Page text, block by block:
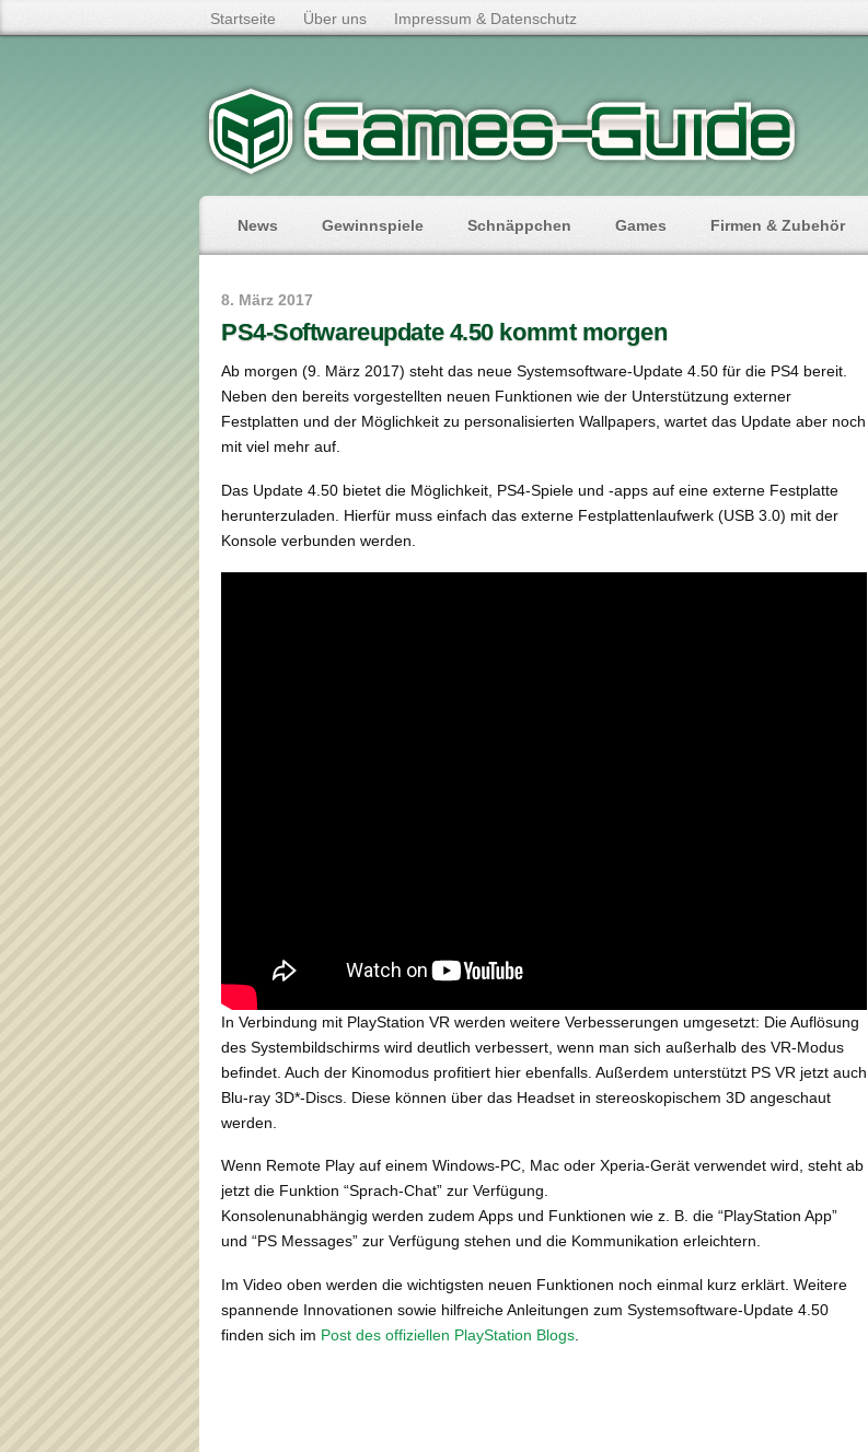
Startseite Über uns Impressum & Datenschutz
News Gewinnspiele Schnäppchen Games Firmen & Zubehör
8. März 2017
PS4-Softwareupdate 4.50 kommt morgen
Ab morgen (9. März 2017) steht das neue Systemsoftware-Update 4.50 für die PS4 bereit.
Neben den bereits vorgestellten neuen Funktionen wie der Unterstützung externer
Festplatten und der Möglichkeit zu personalisierten Wallpapers, wartet das Update aber noch
mit viel mehr auf.
Das Update 4.50 bietet die Möglichkeit, PS4-Spiele und -apps auf eine externe Festplatte
herunterzuladen. Hierfür muss einfach das externe Festplattenlaufwerk (USB 3.0) mit der
Konsole verbunden werden.
In Verbindung mit PlayStation VR werden weitere Verbesserungen umgesetzt: Die Auflösung
des Systembildschirms wird deutlich verbessert, wenn man sich außerhalb des VR-Modus
befindet. Auch der Kinomodus profitiert hier ebenfalls. Außerdem unterstützt PS VR jetzt auch
Blu-ray 3D*-Discs. Diese können über das Headset in stereoskopischem 3D angeschaut
werden.
Wenn Remote Play auf einem Windows-PC, Mac oder Xperia-Gerät verwendet wird, steht ab
jetzt die Funktion “Sprach-Chat” zur Verfügung.
Konsolenunabhängig werden zudem Apps und Funktionen wie z. B. die “PlayStation App”
und “PS Messages” zur Verfügung stehen und die Kommunikation erleichtern.
Im Video oben werden die wichtigsten neuen Funktionen noch einmal kurz erklärt. Weitere
spannende Innovationen sowie hilfreiche Anleitungen zum Systemsoftware-Update 4.50
finden sich im Post des offiziellen PlayStation Blogs